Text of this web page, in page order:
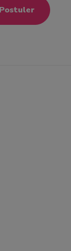
Postuler